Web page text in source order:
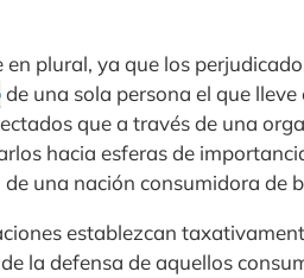
plural, ya que los
de una sola persona el que
que a través de una
hacia esferas de
una nación consumidora de
establezcan
la defensa de aquellos